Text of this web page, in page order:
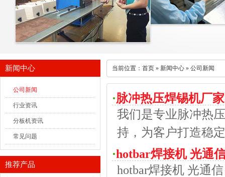
新闻中心
公司新闻
行业资讯
分板机资讯
常见问题
推荐产品
当前位置： 首页 » 新闻中心 » 公司新闻
·脉冲热压焊锡机厂
我们是专业脉冲热
持，为客户打造稳
·hotbar焊接机 光通
hotbar焊接机 光通